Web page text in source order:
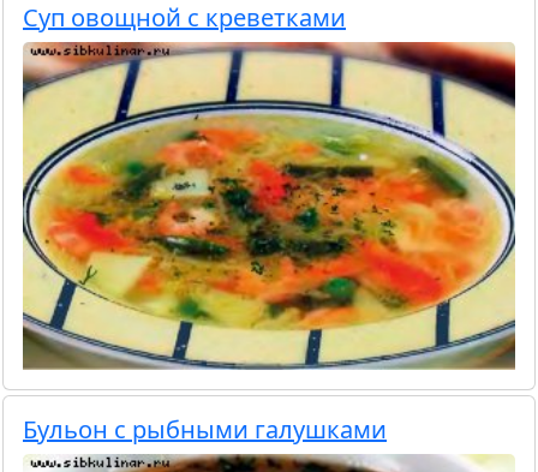
Суп овощной с креветками
Бульон с рыбными галушками